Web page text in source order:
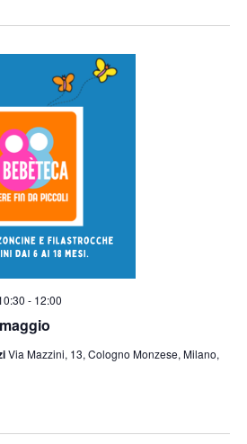
- 12:00
Via Mazzini, 13, Cologno Monzese, Milano,